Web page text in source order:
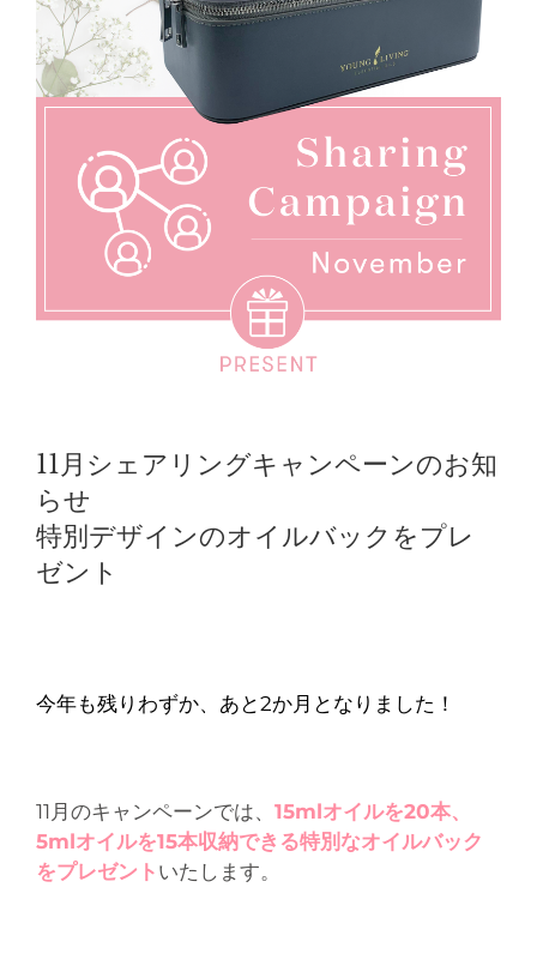
11月シェアリングキャンペーンのお知
らせ
特別デザインのオイルバックをプレ
ゼント
今年も残りわずか、あと2か月となりました！
11月のキャンペーンでは、 15mlオイルを20本、
5mlオイルを15本収納できる特別なオイルバック
をプレゼント いたします。